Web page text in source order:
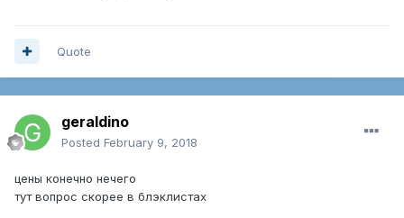
Quote
geraldino
Posted February 9, 2018
цены конечно нечего
тут вопрос скорее в блэклистах